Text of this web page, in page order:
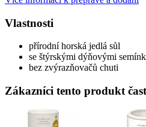
Vlastnosti
přírodní horská jedlá sůl
se štýrskými dýňovými
bez zvýrazňovačů chuti
Zákazníci tento produkt